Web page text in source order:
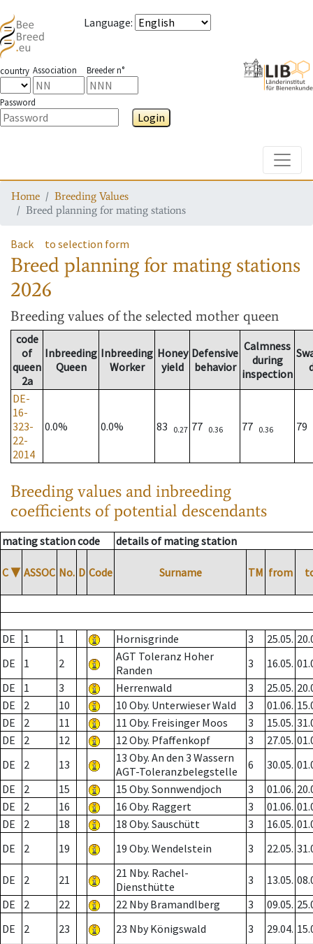
Language:
country Association Breeder n°
Password
Login
Home
Breeding Values
Breed planning for mating stations
Back to selection form
Breed planning for mating stations
2026
Breeding values of the selected mother queen
code
of
queen
2a
Inbreeding
Queen
Inbreeding
Worker
Honey
yield
Defensive
behavior
Calmness
during
inspection
DE-
16-
323-
22-
2014
0.0% 0.0% 83 0.27 77 0.36 77 0.36 79
Breeding values and inbreeding
coefficients of potential descendants
mating station code details of mating station
C ▼ ASSOC No. D Code Surname TM from
DE 1 1 Hornisgrinde 3 25.05.
DE
1 2
AGT Toleranz Hoher
Randen
3 16.05.
DE
1 3 Herrenwald 3 25.05.
DE
2 10 10 Oby. Unterwieser Wald 3 01.06.
DE
2 11 11 Oby. Freisinger Moos 3 15.05.
DE
2 12 12 Oby. Pfaffenkopf 3 27.05.
DE
2 13
13 Oby. An den 3 Wassern
AGT-Toleranzbelegstelle
6 30.05.
DE
2 15 15 Oby. Sonnwendjoch 3 01.06.
DE
2 16 16 Oby. Raggert 3 01.06.
DE
2 18 18 Oby. Sauschütt 3 16.05.
DE
2 19 19 Oby. Wendelstein 3 22.05.
DE 2 21
21 Nby. Rachel-
Diensthütte
3 13.05.
DE
2 22 22 Nby Bramandlberg 3 09.05.
DE
2 23 23 Nby Königswald 3 29.04.